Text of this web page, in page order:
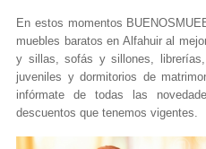
En estos momentos
muebles baratos en Alfahuir al
y sillas, sofás y sillones,
juveniles y dormitorios de
infórmate de todas las
descuentos que tenemos vigentes.